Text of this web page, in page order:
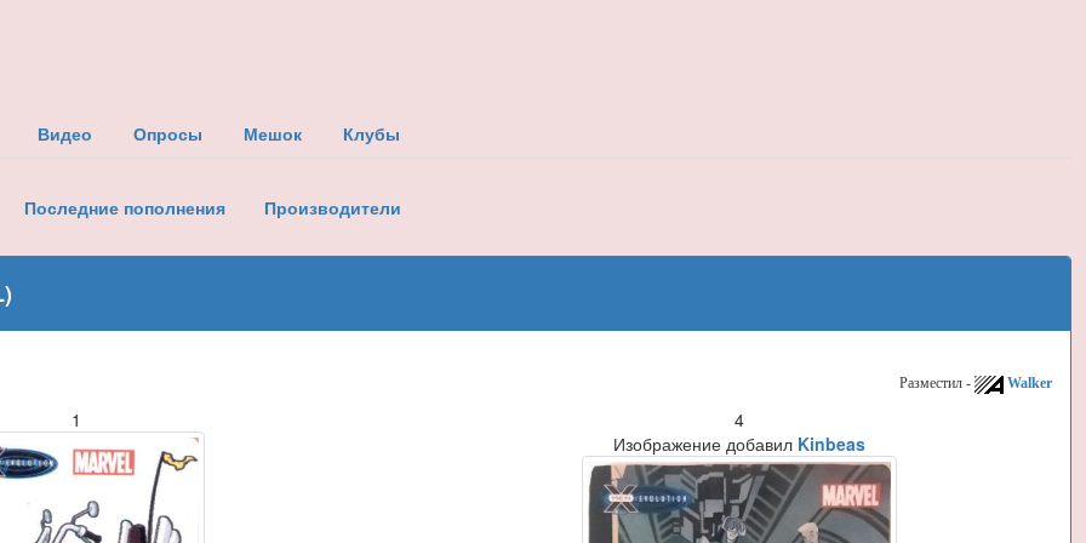
Видео Опросы Мешок Клубы
Последние пополнения Производители
Разместил - Walker
1
4
Изображение добавил Kinbeas